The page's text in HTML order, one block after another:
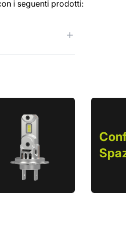
i seguenti prodotti: